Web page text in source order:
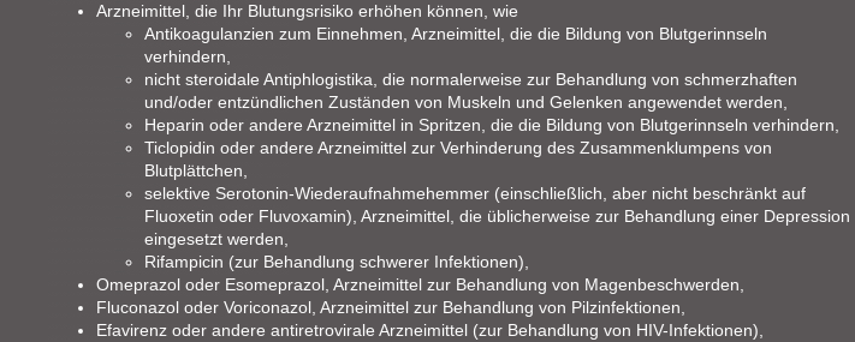
Arzneimittel, die Ihr Blutungsrisiko erhöhen können, wie
Antikoagulanzien zum Einnehmen, Arzneimittel, die die Bildung von Blutgerinnseln
verhindern,
nicht steroidale Antiphlogistika, die normalerweise zur Behandlung von schmerzhaften
und/oder entzündlichen Zuständen von Muskeln und Gelenken angewendet werden,
Heparin oder andere Arzneimittel in Spritzen, die die Bildung von Blutgerinnseln verhindern,
Ticlopidin oder andere Arzneimittel zur Verhinderung des Zusammenklumpens von
Blutplättchen,
selektive Serotonin-Wiederaufnahmehemmer (einschließlich, aber nicht beschränkt auf
Fluoxetin oder Fluvoxamin), Arzneimittel, die üblicherweise zur Behandlung einer Depression
eingesetzt werden,
Rifampicin (zur Behandlung schwerer Infektionen),
Omeprazol oder Esomeprazol, Arzneimittel zur Behandlung von Magenbeschwerden,
Fluconazol oder Voriconazol, Arzneimittel zur Behandlung von Pilzinfektionen,
Efavirenz oder andere antiretrovirale Arzneimittel (zur Behandlung von HIV-Infektionen),